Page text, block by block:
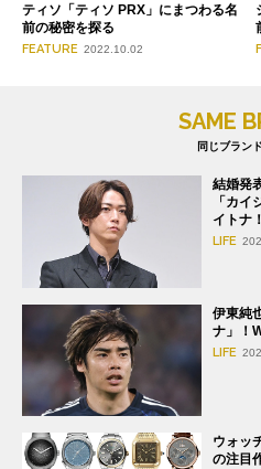
ティソ「ティソ PRX」にまつわる名
前の秘密を探る
FEATURE 2022.10.02
SAME
同じブラン
結婚発
「カ
イトナ！
LIFE
伊東純
ナ」！
LIFE
ウォッ
の注目